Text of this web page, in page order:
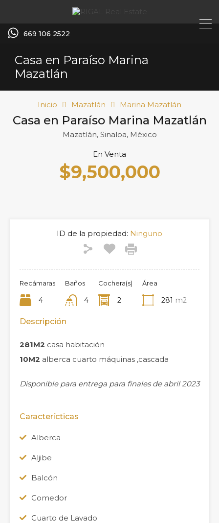
669 106 2522
Casa en Paraíso Marina
Mazatlán
Inicio Mazatlán Marina Mazatlán
Casa en Paraíso Marina Mazatlán
Mazatlán, Sinaloa, México
En Venta
$9,500,000
ID de la propiedad: Ninguno
Recámaras
4
Baños
4
Cochera(s)
2
Área
281 m2
Descripción
281M2 casa habitación
10M2 alberca cuarto máquinas ,cascada
Disponible para entrega para finales de abril 2023
Caracterícticas
Alberca
Aljibe
Balcón
Comedor
Cuarto de Lavado